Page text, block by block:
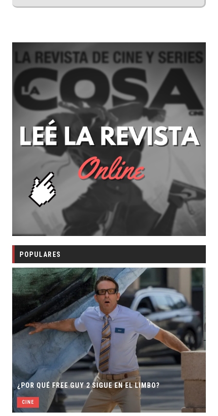
POPULARES
¿POR QUÉ FREE GUY 2 SIGUE EN EL LIMBO?
CINE